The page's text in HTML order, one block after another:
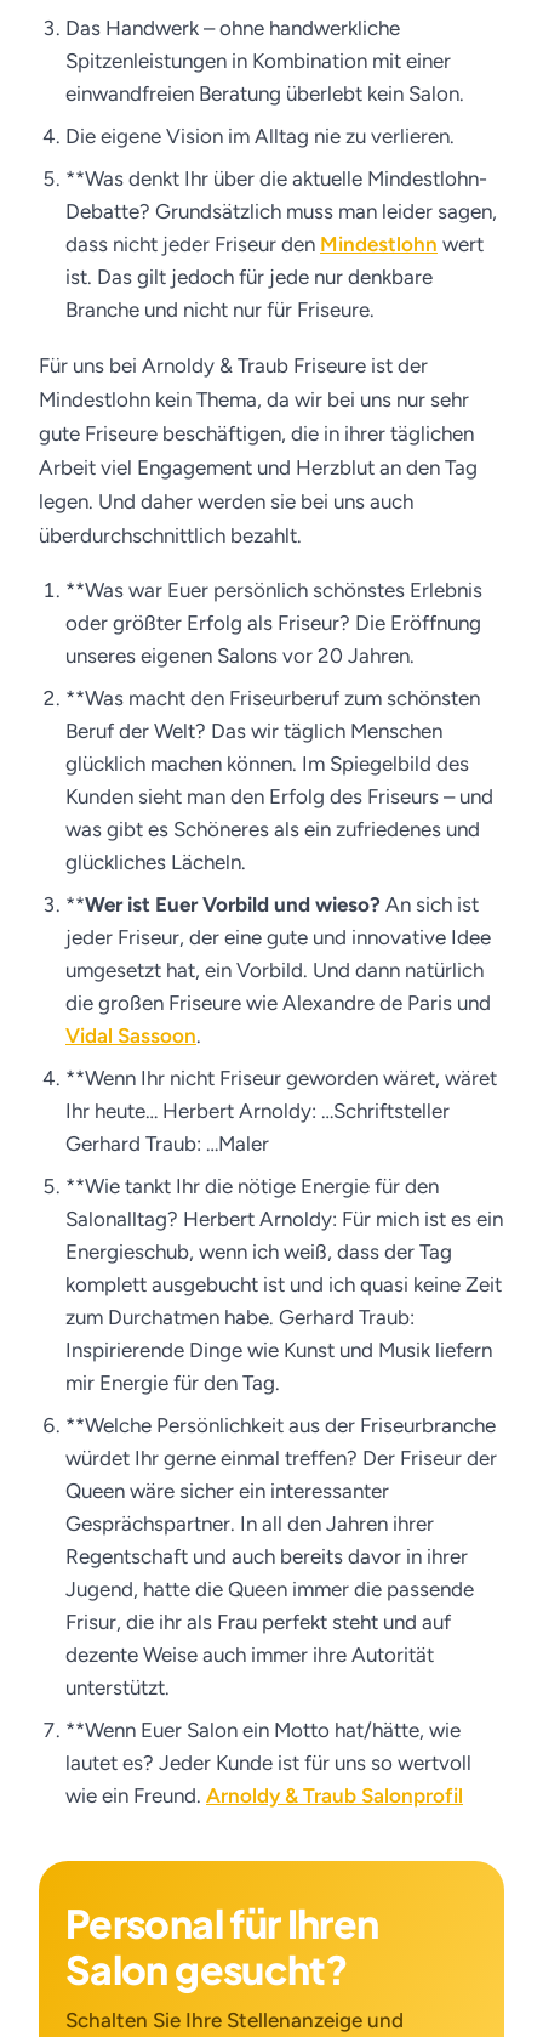
Das Handwerk – ohne handwerkliche
Spitzenleistungen in Kombination mit einer
einwandfreien Beratung überlebt kein Salon.
Die eigene Vision im Alltag nie zu verlieren.
**Was denkt Ihr über die aktuelle Mindestlohn-
Debatte? Grundsätzlich muss man leider sagen,
dass nicht jeder Friseur den Mindestlohn wert
ist. Das gilt jedoch für jede nur denkbare
Branche und nicht nur für Friseure.
Für uns bei Arnoldy & Traub Friseure ist der
Mindestlohn kein Thema, da wir bei uns nur sehr
gute Friseure beschäftigen, die in ihrer täglichen
Arbeit viel Engagement und Herzblut an den Tag
legen. Und daher werden sie bei uns auch
überdurchschnittlich bezahlt.
**Was war Euer persönlich schönstes Erlebnis
oder größter Erfolg als Friseur? Die Eröffnung
unseres eigenen Salons vor 20 Jahren.
**Was macht den Friseurberuf zum schönsten
Beruf der Welt? Das wir täglich Menschen
glücklich machen können. Im Spiegelbild des
Kunden sieht man den Erfolg des Friseurs – und
was gibt es Schöneres als ein zufriedenes und
glückliches Lächeln.
**Wer ist Euer Vorbild und wieso? An sich ist
jeder Friseur, der eine gute und innovative Idee
umgesetzt hat, ein Vorbild. Und dann natürlich
die großen Friseure wie Alexandre de Paris und
Vidal Sassoon.
**Wenn Ihr nicht Friseur geworden wäret, wäret
Ihr heute… Herbert Arnoldy: …Schriftsteller
Gerhard Traub: …Maler
**Wie tankt Ihr die nötige Energie für den
Salonalltag? Herbert Arnoldy: Für mich ist es ein
Energieschub, wenn ich weiß, dass der Tag
komplett ausgebucht ist und ich quasi keine Zeit
zum Durchatmen habe. Gerhard Traub:
Inspirierende Dinge wie Kunst und Musik liefern
mir Energie für den Tag.
**Welche Persönlichkeit aus der Friseurbranche
würdet Ihr gerne einmal treffen? Der Friseur der
Queen wäre sicher ein interessanter
Gesprächspartner. In all den Jahren ihrer
Regentschaft und auch bereits davor in ihrer
Jugend, hatte die Queen immer die passende
Frisur, die ihr als Frau perfekt steht und auf
dezente Weise auch immer ihre Autorität
unterstützt.
**Wenn Euer Salon ein Motto hat/hätte, wie
lautet es? Jeder Kunde ist für uns so wertvoll
wie ein Freund. Arnoldy & Traub Salonprofil
Personal für Ihren
Salon gesucht?
Schalten Sie Ihre Stellenanzeige und